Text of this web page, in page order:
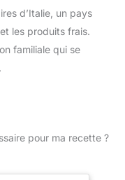
d’Italie, un pays
les produits frais.
familiale qui se
pour ma recette ?